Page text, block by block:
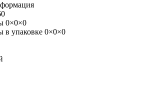
0×0×0
в упаковке 0×0×0